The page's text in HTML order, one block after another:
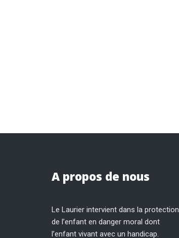
A propos de nous
Le Laurier intervient dans la protection
de l’enfant en danger moral dont
l’enfant vivant avec un handicap.